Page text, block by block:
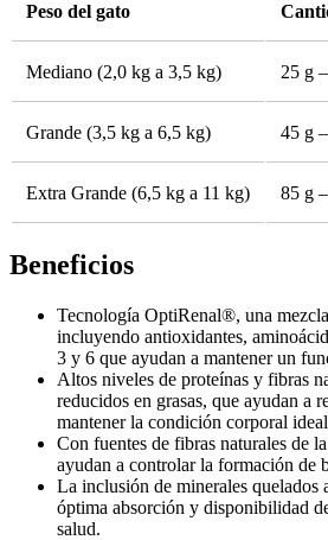
Peso del gato
Mediano (2,0 kg a 3,5 kg) 25 g
Grande (3,5 kg a 6,5 kg) 45 g
Extra Grande (6,5 kg a 11 kg) 85 g
Beneficios
Tecnología OptiRenal®, una
incluyendo antioxidantes,
3 y 6 que ayudan a mantener un
Altos niveles de proteínas y fibras
reducidos en grasas, que ayudan a
mantener la condición corporal
Con fuentes de fibras naturales de
ayudan a controlar la formación de
La inclusión de minerales quelados
óptima absorción y disponibilidad
salud.